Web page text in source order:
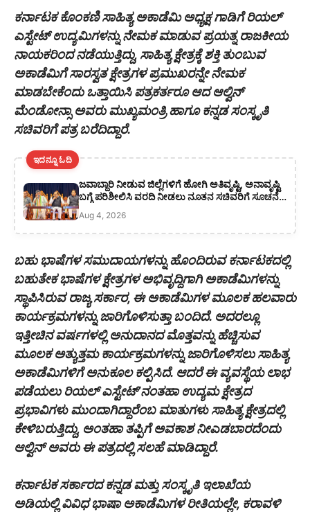
ಕರ್ನಾಟಕ ಕೊಂಕಣಿ ಸಾಹಿತ್ಯ ಅಕಾಡೆಮಿ ಅಧ್ಯಕ್ಷ ಗಾಡಿಗೆ ರಿಯಲ್
ಎಸ್ಟೇಟ್ ಉದ್ಯಮಿಗಳನ್ನು ನೇಮಕ ಮಾಡುವ ಪ್ರಯತ್ನ ರಾಜಕೀಯ
ನಾಯಕರಿಂದ ನಡೆಯುತ್ತಿದ್ದು, ಸಾಹಿತ್ಯ ಕ್ಷೇತ್ರಕ್ಕೆ ಶಕ್ತಿ ತುಂಬುವ
ಅಕಾಡೆಮಿಗೆ ಸಾರಸ್ವತ ಕ್ಷೇತ್ರಗಳ ಪ್ರಮುಖರನ್ನೇ ನೇಮಕ
ಮಾಡಬೇಕೆಂದು ಒತ್ತಾಯಿಸಿ ಪತ್ರಕರ್ತರೂ ಆದ ಆಲ್ವಿನ್
ಮೆಂಡೋನ್ಸಾ ಅವರು ಮುಖ್ಯಮಂತ್ರಿ ಹಾಗೂ ಕನ್ನಡ ಸಂಸ್ಕೃತಿ
ಸಚಿವರಿಗೆ ಪತ್ರ ಬರೆದಿದ್ದಾರೆ.
ಇದನ್ನೂ ಓದಿ
ಜವಾಬ್ದಾರಿ ನೀಡುವ ಜಿಲ್ಲೆಗಳಿಗೆ ಹೋಗಿ ಅತಿವೃಷ್ಟಿ, ಅನಾವೃಷ್ಟಿ
ಬಗ್ಗೆ ಪರಿಶೀಲಿಸಿ ವರದಿ ನೀಡಲು ನೂತನ ಸಚಿವರಿಗೆ ಸೂಚನೆ:
Aug 4, 2026
ಬಹು ಭಾಷೆಗಳ ಸಮುದಾಯಗಳನ್ನು ಹೊಂದಿರುವ ಕರ್ನಾಟಕದಲ್ಲಿ
ಬಹುತೇಕ ಭಾಷೆಗಳ ಕ್ಷೇತ್ರಗಳ ಅಭಿವೃದ್ದಿಗಾಗಿ ಅಕಾಡೆಮಿಗಳನ್ನು
ಸ್ಥಾಪಿಸಿರುವ ರಾಜ್ಯ ಸರ್ಕಾರ, ಈ ಅಕಾಡೆಮಿಗಳ ಮೂಲಕ ಹಲವಾರು
ಕಾರ್ಯಕ್ರಮಗಳನ್ನು ಜಾರಿಗೊಳಿಸುತ್ತಾ ಬಂದಿದೆ. ಅದರಲ್ಲೂ
ಇತ್ತೀಚಿನ ವರ್ಷಗಳಲ್ಲಿ ಅನುದಾನದ ಮೊತ್ತವನ್ನು ಹೆಚ್ಚಿಸುವ
ಮೂಲಕ ಅತ್ಯುತ್ತಮ ಕಾರ್ಯಕ್ರಮಗಳನ್ನು ಜಾರಿಗೊಳಿಸಲು ಸಾಹಿತ್ಯ
ಅಕಾಡೆಮಿಗಳಿಗೆ ಅನುಕೂಲ ಕಲ್ಪಿಸಿದೆ. ಆದರೆ ಈ ವ್ಯವಸ್ಥೆಯ ಲಾಭ
ಪಡೆಯಲು ರಿಯಲ್ ಎಸ್ಟೇಟ್’ನಂತಹಾ ಉದ್ಯಮ ಕ್ಷೇತ್ರದ
ಪ್ರಭಾವಿಗಳು ಮುಂದಾಗಿದ್ದಾರೆಂಬ ಮಾತುಗಳು ಸಾಹಿತ್ಯ ಕ್ಷೇತ್ರದಲ್ಲಿ
ಕೇಳಿಬರುತ್ತಿದ್ದು, ಅಂತಹಾ ತಪ್ಪಿಗೆ ಅವಕಾಶ ನೀಎಡಬಾರದೆಂದು
ಆಲ್ವಿನ್ ಅವರು ಈ ಪತ್ರದಲ್ಲಿ ಸಲಹೆ ಮಾಡಿದ್ದಾರೆ.
ಕರ್ನಾಟಕ ಸರ್ಕಾರದ ಕನ್ನಡ ಮತ್ತು ಸಂಸ್ಕೃತಿ ಇಲಾಖೆಯ
ಅಡಿಯಲ್ಲಿ ವಿವಿಧ ಭಾಷಾ ಅಕಾಡೆಮಿಗಳ ರೀತಿಯಲ್ಲೇ, ಕರಾವಳಿ